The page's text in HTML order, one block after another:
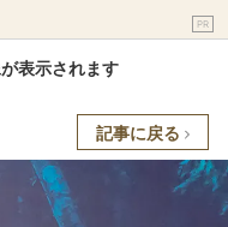
PR
表示されます
記事に戻る